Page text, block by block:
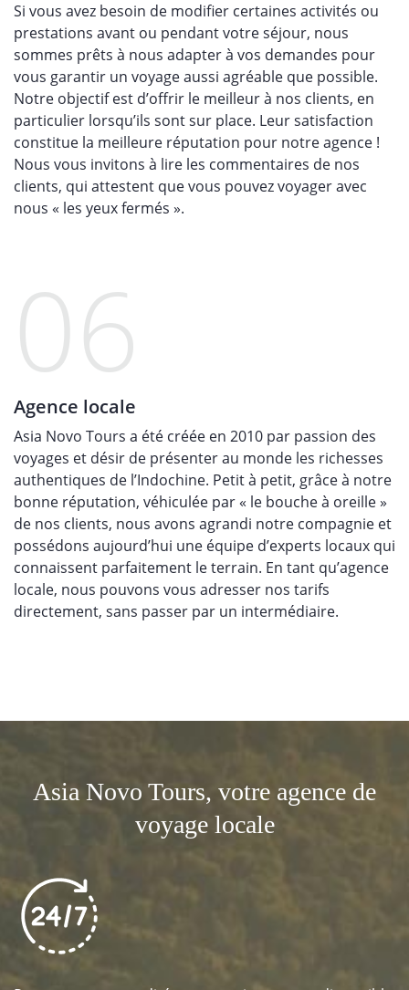
Si vous avez besoin de modifier certaines activités ou
prestations avant ou pendant votre séjour, nous
sommes prêts à nous adapter à vos demandes pour
vous garantir un voyage aussi agréable que possible.
Notre objectif est d’offrir le meilleur à nos clients, en
particulier lorsqu’ils sont sur place. Leur satisfaction
constitue la meilleure réputation pour notre agence !
Nous vous invitons à lire les commentaires de nos
clients, qui attestent que vous pouvez voyager avec
nous « les yeux fermés ».
06
Agence locale
Asia Novo Tours a été créée en 2010 par passion des
voyages et désir de présenter au monde les richesses
authentiques de l’Indochine. Petit à petit, grâce à notre
bonne réputation, véhiculée par « le bouche à oreille »
de nos clients, nous avons agrandi notre compagnie et
possédons aujourd’hui une équipe d’experts locaux qui
connaissent parfaitement le terrain. En tant qu’agence
locale, nous pouvons vous adresser nos tarifs
directement, sans passer par un intermédiaire.
Asia Novo Tours, votre agence de
voyage locale